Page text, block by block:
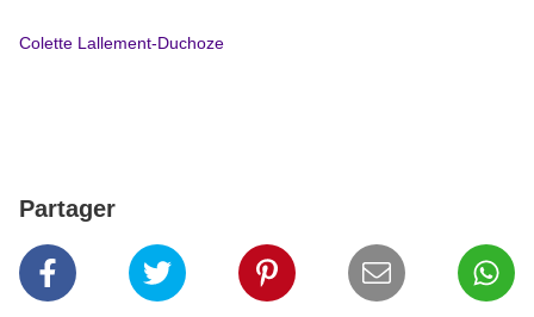
Colette Lallement-Duchoze
Partager